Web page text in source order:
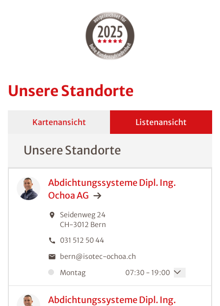
Unsere Standorte
Kartenansicht Listenansicht
Unsere Standorte
Abdichtungssysteme Dipl. Ing.
OchoaAG
Seidenweg 24
CH-3012 Bern
031 512 50 44
bern@isotec-ochoa.ch
Montag
07:30 - 19:00
Abdichtungssysteme Dipl. Ing.